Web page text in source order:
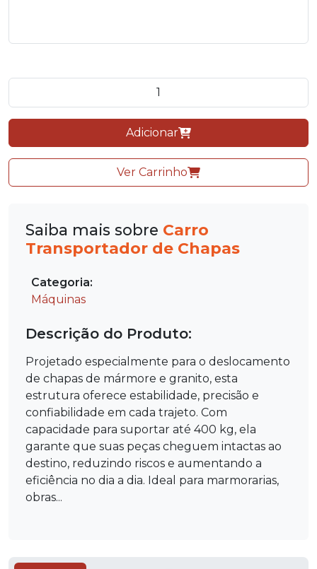
Adicionar
Ver Carrinho
Saiba mais sobre Carro
Transportador de Chapas
Categoria:
Máquinas
Descrição do Produto:
Projetado especialmente para o deslocamento
de chapas de mármore e granito, esta
estrutura oferece estabilidade, precisão e
confiabilidade em cada trajeto. Com
capacidade para suportar até 400 kg, ela
garante que suas peças cheguem intactas ao
destino, reduzindo riscos e aumentando a
eficiência no dia a dia. Ideal para marmorarias,
obras...